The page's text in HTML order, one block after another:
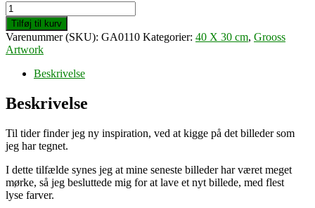
New
beginnings
(40
X
30
Tilføj til kurv
Varenummer (SKU): GA0110 Kategorier: 40 X 30 cm, Grooss
Artwork
Beskrivelse
Beskrivelse
Til tider finder jeg ny inspiration, ved at kigge på det billeder som
jeg har tegnet.
I dette tilfælde synes jeg at mine seneste billeder har været meget
mørke, så jeg besluttede mig for at lave et nyt billede, med flest
lyse farver.